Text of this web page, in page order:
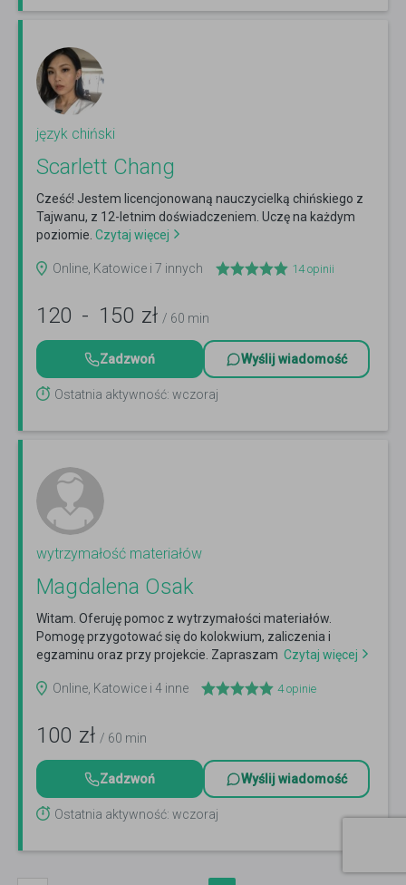
język chiński
Scarlett Chang
Cześć! Jestem licencjonowaną nauczycielką chińskiego z
Tajwanu, z 12-letnim doświadczeniem. Uczę na każdym
poziomie. Czytaj więcej
Online, Katowice i 7 innych 14opinii
120 - 150 zł / 60 min
Zadzwoń Wyślij wiadomość
Ostatnia aktywność: wczoraj
wytrzymałość materiałów
Magdalena Osak
Witam. Oferuję pomoc z wytrzymałości materiałów.
Pomogę przygotować się do kolokwium, zaliczenia i
egzaminu oraz przy projekcie. Zapraszam Czytaj więcej
Online, Katowice i 4 inne 4opinie
100 zł / 60 min
Zadzwoń Wyślij wiadomość
Ostatnia aktywność: wczoraj